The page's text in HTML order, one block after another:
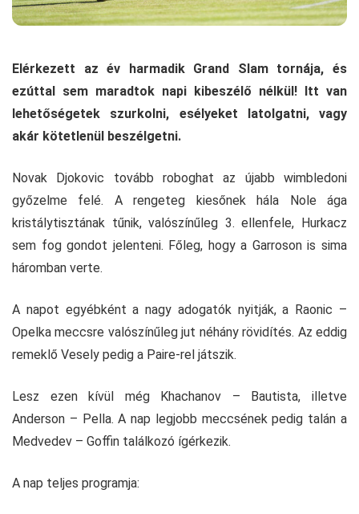
Elérkezett az év harmadik Grand Slam tornája, és
ezúttal sem maradtok napi kibeszélő nélkül! Itt van
lehetőségetek szurkolni, esélyeket latolgatni, vagy
akár kötetlenül beszélgetni.
Novak Djokovic tovább roboghat az újabb wimbledoni
győzelme felé. A rengeteg kiesőnek hála Nole ága
kristálytisztának tűnik, valószínűleg 3. ellenfele, Hurkacz
sem fog gondot jelenteni. Főleg, hogy a Garroson is sima
háromban verte.
A napot egyébként a nagy adogatók nyitják, a Raonic –
Opelka meccsre valószínűleg jut néhány rövidítés. Az eddig
remeklő Vesely pedig a Paire-rel játszik.
Lesz ezen kívül még Khachanov – Bautista, illetve
Anderson – Pella. A nap legjobb meccsének pedig talán a
Medvedev – Goffin találkozó ígérkezik.
A nap teljes programja: